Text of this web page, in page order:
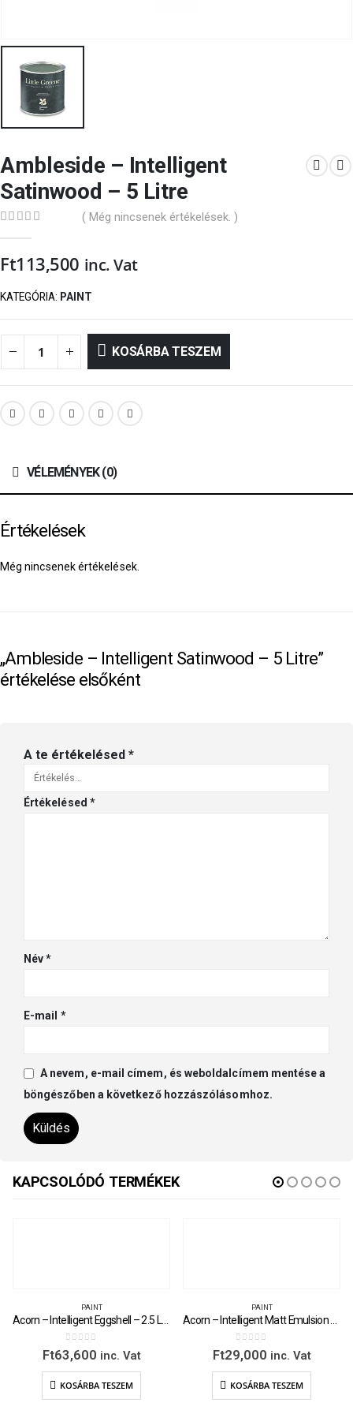
Ambleside – Intelligent
Satinwood – 5 Litre
( Még nincsenek értékelések. )
Ft113,500 inc. Vat
KATEGÓRIA: PAINT
KOSÁRBA TESZEM
VÉLEMÉNYEK (0)
Értékelések
Még nincsenek értékelések.
„Ambleside – Intelligent Satinwood – 5 Litre”
értékelése elsőként
A te értékelésed *
Értékelésed *
Név*
E-mail *
A nevem, e-mail címem, és weboldalcímem mentése a
böngészőben a következő hozzászólásomhoz.
KAPCSOLÓDÓ TERMÉKEK
PAINT
Acorn – Intelligent Eggshell – 2.5 Litre
0 out of 5
Ft63,600 inc. Vat
KOSÁRBA TESZEM
PAINT
Acorn – Intelligent Matt Emulsion – 1 Litre
0 out of 5
Ft29,000 inc. Vat
KOSÁRBA TESZEM